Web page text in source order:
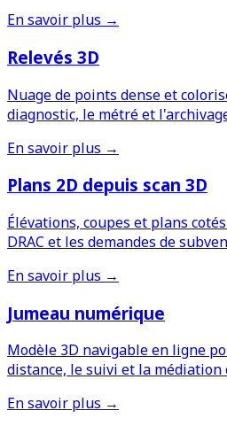
En savoir plus →
Relevés 3D
Nuage de points dense et
diagnostic, le métré et
En savoir plus →
Plans 2D depuis scan 3D
Élévations, coupes et plans
DRAC et les demandes de
En savoir plus →
Jumeau numérique
Modèle 3D navigable en ligne
distance, le suivi et la
En savoir plus →